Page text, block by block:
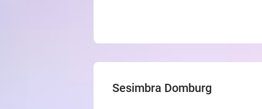
Sesimbra Domburg